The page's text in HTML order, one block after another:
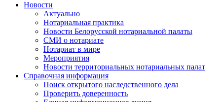
Новости
Актуально
Нотариальная практика
Новости Белорусской нотариальной палаты
СМИ о нотариате
Нотариат в мире
Мероприятия
Новости территориальных нотариальных палат
Справочная информация
Поиск открытого наследственного дела
Проверить доверенность